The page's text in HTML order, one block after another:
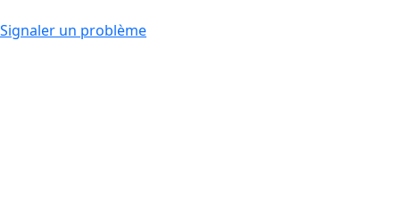
Signaler un problème